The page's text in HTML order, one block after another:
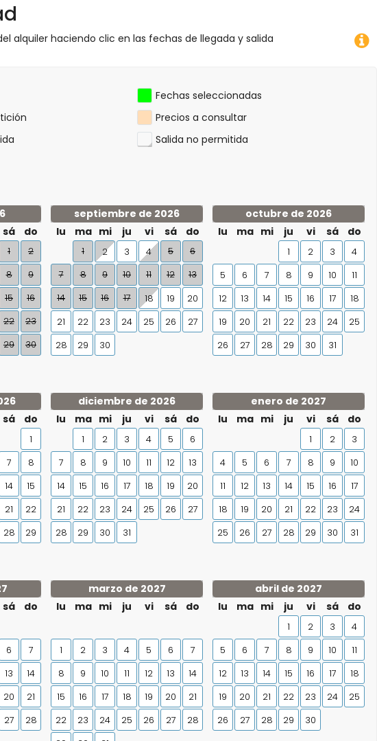
alquiler haciendo clic en las fechas de llegada y salida
Fechas seleccionadas
Precios a consultar
Salida no permitida
sá do
1
2
8
9
15
16
22
23
29
30
septiembre de 2026
lu
ma mi ju vi sá do
1 2 3 4 5
6
7
8 9 10 11 12
13
14
15 16 17 18 19
20
21
22 23 24 25 26
27
28
29 30
octubre de 2026
lu
ma mi ju vi sá do
1 2 3
4
5
6 7 8 9 10
11
12
13 14 15 16 17
18
19
20 21 22 23 24
25
26
27 28 29 30 31
sá do
1
7
8
14
15
21
22
28
29
diciembre de 2026
lu
ma mi ju vi sá do
1 2 3 4 5
6
7
8 9 10 11 12
13
14
15 16 17 18 19
20
21
22 23 24 25 26
27
28
29 30 31
enero de 2027
lu
ma mi ju vi sá do
1 2
3
4
5 6 7 8 9
10
11
12 13 14 15 16
17
18
19 20 21 22 23
24
25
26 27 28 29 30 31
sá do
6
7
13
14
20
21
27 28
marzo de 2027
lu
ma mi ju vi sá do
1 2 3 4 5 6
7
8
9 10 11 12 13
14
15
16 17 18 19 20
21
22
23 24 25 26 27
28
abril de 2027
lu
ma mi ju vi sá do
1 2 3
4
5
6 7 8 9 10
11
12
13 14 15 16 17
18
19
20 21 22 23 24
25
26
27 28 29 30